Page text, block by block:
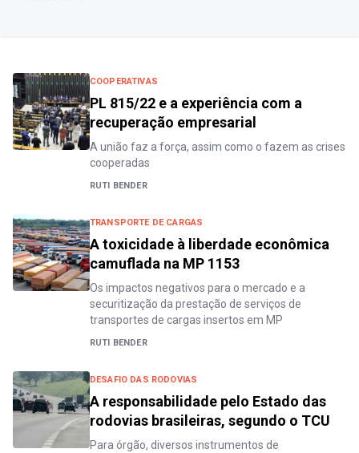
COOPERATIVAS
PL 815/22 e a experiência com a
recuperação empresarial
A união faz a força, assim como o fazem as crises
cooperadas
RUTI BENDER
TRANSPORTE DE CARGAS
A toxicidade à liberdade econômica
camuflada na MP 1153
Os impactos negativos para o mercado e a
securitização da prestação de serviços de
transportes de cargas insertos em MP
RUTI BENDER
DESAFIO DAS RODOVIAS
A responsabilidade pelo Estado das
rodovias brasileiras, segundo o TCU
Para órgão, diversos instrumentos de